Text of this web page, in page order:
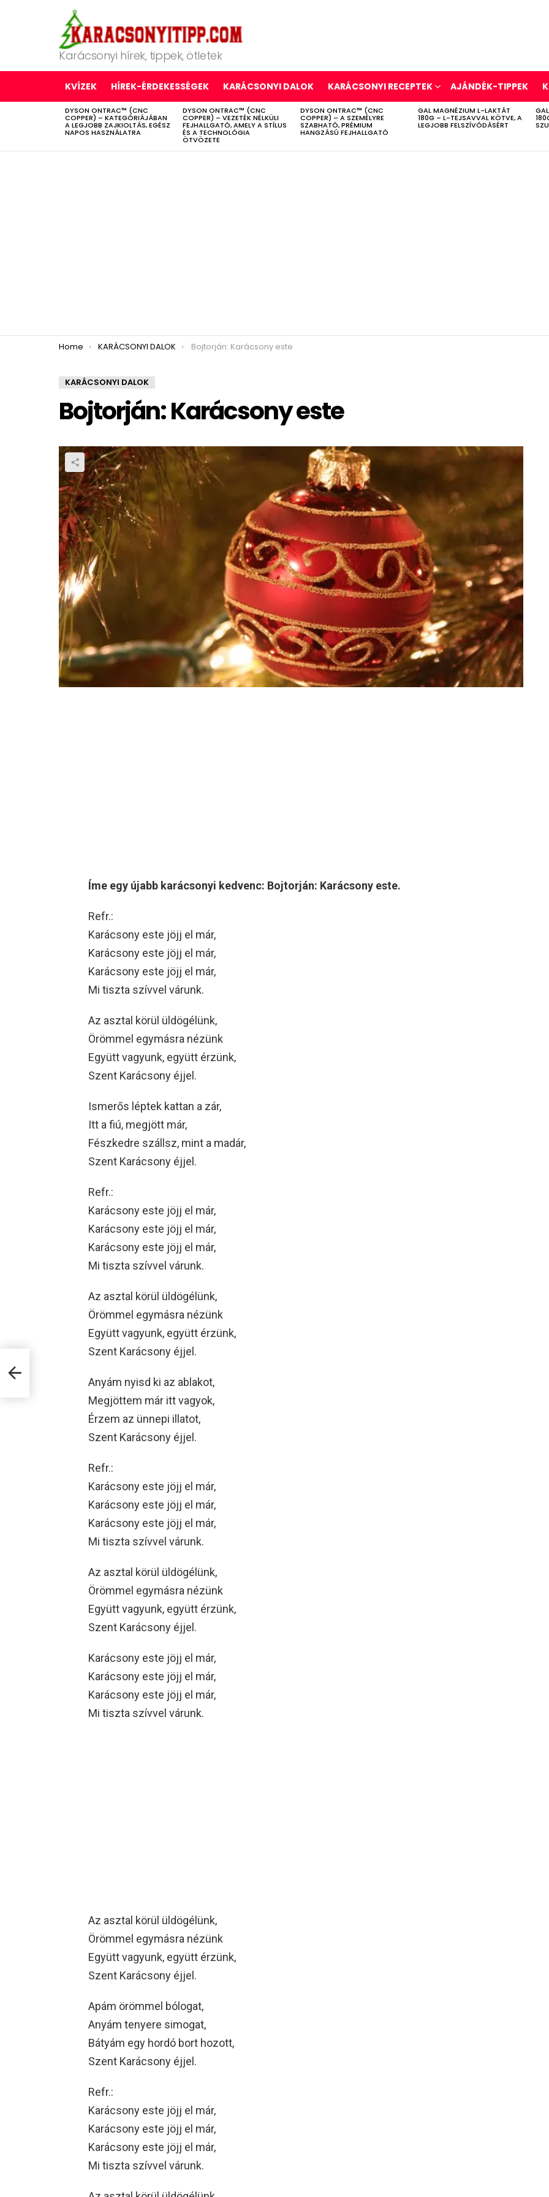
Karácsonyi hírek, tippek, ötletek
KVÍZEK HÍREK-ÉRDEKESSÉGEK KARÁCSONYI DALOK KARÁCSONYI RECEPTEK AJÁNDÉK-TIPPEK
LATEST
STORIES
DYSON ONTRAC™ (CNC
COPPER) – KATEGÓRIÁJÁBAN
A LEGJOBB ZAJKIOLTÁS, EGÉSZ
NAPOS HASZNÁLATRA
DYSON ONTRAC™ (CNC
COPPER) – VEZETÉK NÉLKÜLI
FEJHALLGATÓ, AMELY A STÍLUS
ÉS A TECHNOLÓGIA
ÖTVÖZETE
DYSON ONTRAC™ (CNC
COPPER) – A SZEMÉLYRE
SZABHATÓ, PRÉMIUM
HANGZÁSÚ FEJHALLGATÓ
GAL MAGNÉZIUM L-LAKTÁT
180G – L-TEJSAVVAL KÖTVE, A
LEGJOBB FELSZÍVÓDÁSÉRT
You are here:
Home KARÁCSONYI DALOK Bojtorján: Karácsony este
KARÁCSONYI DALOK
Bojtorján: Karácsony este
Íme egy újabb karácsonyi kedvenc: Bojtorján: Karácsony este.
Refr.:
Karácsony este jöjj el már,
Karácsony este jöjj el már,
Karácsony este jöjj el már,
Mi tiszta szívvel várunk.
Az asztal körül üldögélünk,
Örömmel egymásra nézünk
Együtt vagyunk, együtt érzünk,
Szent Karácsony éjjel.
Ismerős léptek kattan a zár,
Itt a fiú, megjött már,
Fészkedre szállsz, mint a madár,
Szent Karácsony éjjel.
Refr.:
Karácsony este jöjj el már,
Karácsony este jöjj el már,
Karácsony este jöjj el már,
Mi tiszta szívvel várunk.
Az asztal körül üldögélünk,
Örömmel egymásra nézünk
Együtt vagyunk, együtt érzünk,
Szent Karácsony éjjel.
Anyám nyisd ki az ablakot,
Megjöttem már itt vagyok,
Érzem az ünnepi illatot,
Szent Karácsony éjjel.
Refr.:
Karácsony este jöjj el már,
Karácsony este jöjj el már,
Karácsony este jöjj el már,
Mi tiszta szívvel várunk.
Az asztal körül üldögélünk,
Örömmel egymásra nézünk
Együtt vagyunk, együtt érzünk,
Szent Karácsony éjjel.
Karácsony este jöjj el már,
Karácsony este jöjj el már,
Karácsony este jöjj el már,
Mi tiszta szívvel várunk.
Az asztal körül üldögélünk,
Örömmel egymásra nézünk
Együtt vagyunk, együtt érzünk,
Szent Karácsony éjjel.
Apám örömmel bólogat,
Anyám tenyere simogat,
Bátyám egy hordó bort hozott,
Szent Karácsony éjjel.
Refr.:
Karácsony este jöjj el már,
Karácsony este jöjj el már,
Karácsony este jöjj el már,
Mi tiszta szívvel várunk.